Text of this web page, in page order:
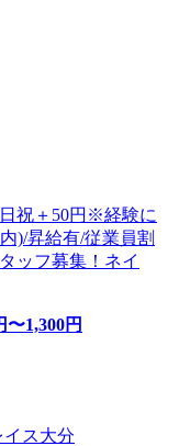
祝＋50円※経験に
)/昇給有/従業員割
ッフ募集！ネイ
〜1,300円
ス大分